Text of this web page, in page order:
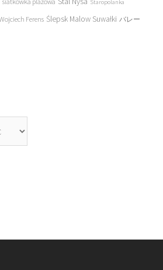
Staropolanka
Ferens Ślepsk Malow Suwałki バレー